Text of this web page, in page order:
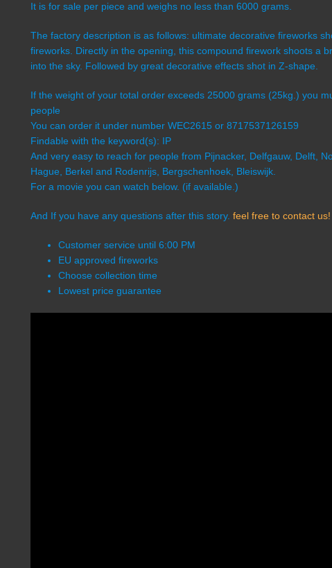
It is for sale per piece and weighs no less than 6000 grams.
The factory description is as follows: ultimate decorative fireworks
fireworks. Directly in the opening, this compound firework shoots a
into the sky. Followed by great decorative effects shot in Z-shape.
If the weight of your total order exceeds 25000 grams (25kg.) you
people
You can order it under number WEC2615 or 8717537126159
Findable with the keyword(s): IP
And very easy to reach for people from Pijnacker, Delfgauw, Delft,
Hague, Berkel and Rodenrijs, Bergschenhoek, Bleiswijk.
For a movie you can watch below. (if available.)
And If you have any questions after this story. feel free to contact us!
Customer service until 6:00 PM
EU approved fireworks
Choose collection time
Lowest price guarantee